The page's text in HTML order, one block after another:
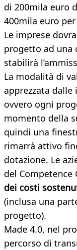
di 200mila euro
400mila euro
Le imprese
progetto ad una
stabilirà
La modalità di
apprezzata dalle
ovvero ogni
momento della
quindi una
rimarrà attivo
dotazione. Le
del Competence
dei costi
(inclusa una
progetto).
Made 4.0, nel
percorso di